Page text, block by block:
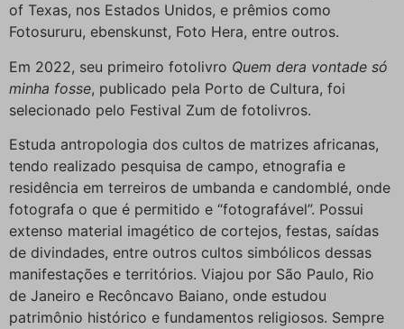
of Texas, nos Estados Unidos, e prêmios como
Fotosururu, ebenskunst, Foto Hera, entre outros.
Em 2022, seu primeiro fotolivro Quem dera vontade só
minha fosse, publicado pela Porto de Cultura, foi
selecionado pelo Festival Zum de fotolivros.
Estuda antropologia dos cultos de matrizes africanas,
tendo realizado pesquisa de campo, etnografia e
residência em terreiros de umbanda e candomblé, onde
fotografa o que é permitido e “fotografável”. Possui
extenso material imagético de cortejos, festas, saídas
de divindades, entre outros cultos simbólicos dessas
manifestações e territórios. Viajou por São Paulo, Rio
de Janeiro e Recôncavo Baiano, onde estudou
patrimônio histórico e fundamentos religiosos. Sempre